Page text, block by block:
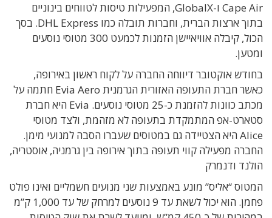
Cape Air ו-GlobalX, המפעילות טיסות לטווחים בינוניים
בתוך ארצות הברית, וחברות תובלה כמו DHL Express. בסך
הכול, קיבלה אוויאיישן הזמנות לכמעט 300 מטוסי נוסעים
ומטען.
בחודש אוקטובר דיווחה החברה על לקוח ראשון באירופה,
כאשר חברת התעופה האזורית הגרמנית Evia Aero חתמה על
מכתב כוונות להזמנת כ-25 מטוסי נוסעים. Evia היא חברת
סטארט-אפ המתמקדת בתעופה לא מזהמת, ולצד מטוסי
Alice היא הצטיידה גם במטוסים שעברו הסבה למנועי מימן.
החברה מפעילה קווי תעופה בתוך אירופה בין גרמניה, אוסטריה,
הולנד ודנמרק
המטוס “אליס” מונע באמצעות שני מנועים חשמליים ואינו פולט
פחמן. הוא יכול לשאת עד 9 נוסעים למרחק של עד 1,000 ק”מ